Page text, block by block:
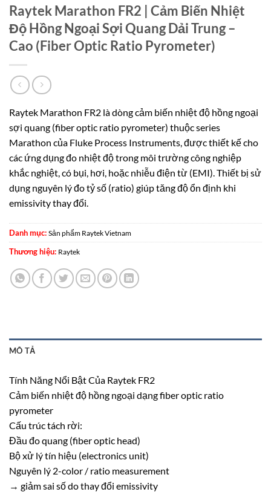
Raytek Marathon FR2 | Cảm Biến Nhiệt
Độ Hồng Ngoại Sợi Quang Dải Trung –
Cao (Fiber Optic Ratio Pyrometer)
Raytek Marathon FR2 là dòng cảm biến nhiệt độ hồng ngoại
sợi quang (fiber optic ratio pyrometer) thuộc series
Marathon của Fluke Process Instruments, được thiết kế cho
các ứng dụng đo nhiệt độ trong môi trường công nghiệp
khắc nghiệt, có bụi, hơi, hoặc nhiễu điện từ (EMI). Thiết bị sử
dụng nguyên lý đo tỷ số (ratio) giúp tăng độ ổn định khi
emissivity thay đổi.
Danh mục: Sản phẩm Raytek Vietnam
Thương hiệu: Raytek
MÔ TẢ
Tính Năng Nổi Bật Của Raytek FR2
Cảm biến nhiệt độ hồng ngoại dạng fiber optic ratio
pyrometer
Cấu trúc tách rời:
Đầu đo quang (fiber optic head)
Bộ xử lý tín hiệu (electronics unit)
Nguyên lý 2-color / ratio measurement
→ giảm sai số do thay đổi emissivity